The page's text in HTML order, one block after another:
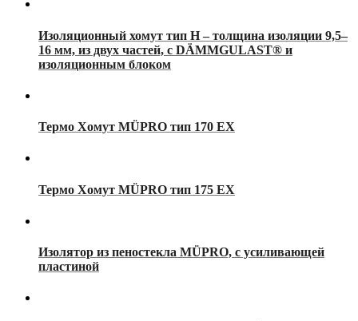
Изоляционный хомут тип H ‒ толщина изоляции 9,5‒
16 мм, из двух частей, с DÄMMGULAST® и
изоляционным блоком
Термо Хомут MÜPRO тип 170 EX
Термо Хомут MÜPRO тип 175 EX
Изолятор из пеностекла MÜPRO, с усиливающей
пластиной